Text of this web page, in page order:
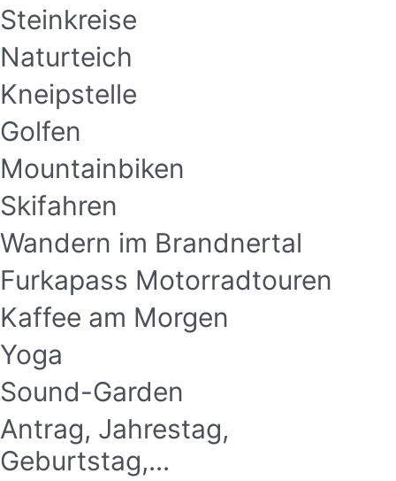
Steinkreise
Naturteich
Kneipstelle
Golfen
Mountainbiken
Skifahren
Wandern im Brandnertal
Furkapass Motorradtouren
Kaffee am Morgen
Yoga
Sound-Garden
Antrag, Jahrestag,
Geburtstag,...